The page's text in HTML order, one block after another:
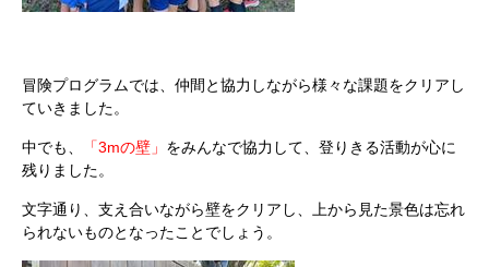
冒険プログラムでは、仲間と協力しながら様々な課題をクリアし
ていきました。
中でも、 「3mの壁」 をみんなで協力して、登りきる活動が心に
残りました。
文字通り、支え合いながら壁をクリアし、上から見た景色は忘れ
られないものとなったことでしょう。